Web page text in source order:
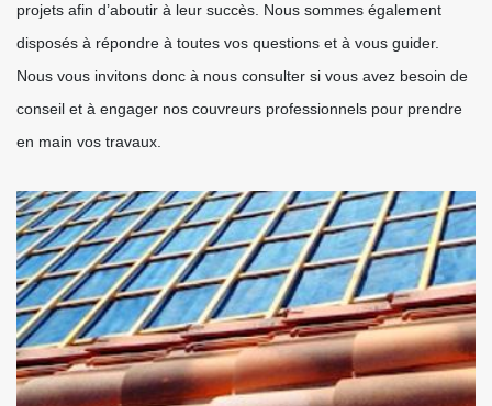
projets afin d’aboutir à leur succès. Nous sommes également
disposés à répondre à toutes vos questions et à vous guider.
Nous vous invitons donc à nous consulter si vous avez besoin de
conseil et à engager nos couvreurs professionnels pour prendre
en main vos travaux.